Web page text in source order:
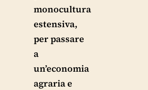
monocultura
estensiva,
per passare
a
un’economia
agraria e